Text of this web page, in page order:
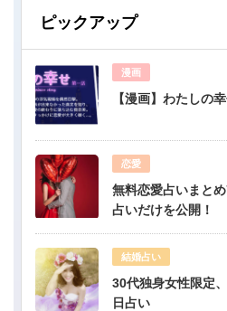
ピックアップ
漫画
【漫画】わたしの
恋愛
無料恋愛占いまと
占いだけを公開！
結婚占い
30代独身女性限定
日占い